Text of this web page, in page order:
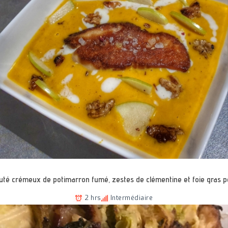
crémeux de potimarron fumé, zestes de clémentine et foie gras
2 hrs Intermédiaire